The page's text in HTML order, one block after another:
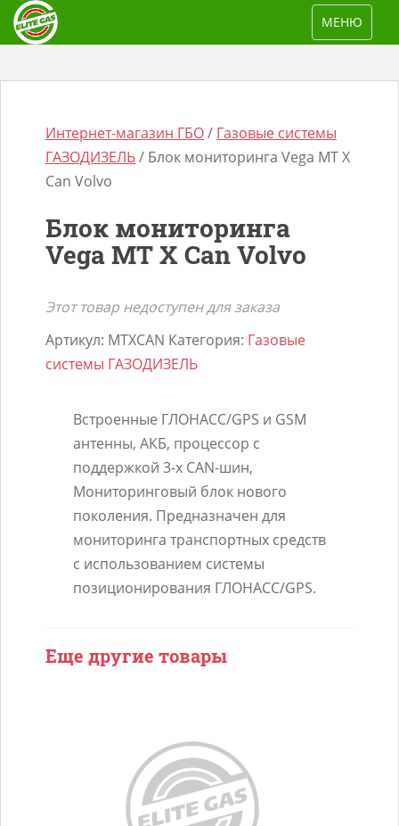
p
TOGGLE
МЕНЮ
Поиск
товаров
Интернет-магазин ГБО/ Газовые системы
ГАЗОДИЗЕЛЬ/ Блок мониторинга Vega MT X
Can Volvo
Блок мониторинга
Vega MT X Can Volvo
Этот товар недоступен для заказа
Артикул: MTXCAN Категория: Газовые
системы ГАЗОДИЗЕЛЬ
Встроенные ГЛОНАСС/GPS и GSM
антенны, АКБ, процессор с
поддержкой 3-х CAN-шин,
Мониторинговый блок нового
поколения. Предназначен для
мониторинга транспортных средств
с использованием системы
позиционирования ГЛОНАСС/GPS.
Еще другие товары